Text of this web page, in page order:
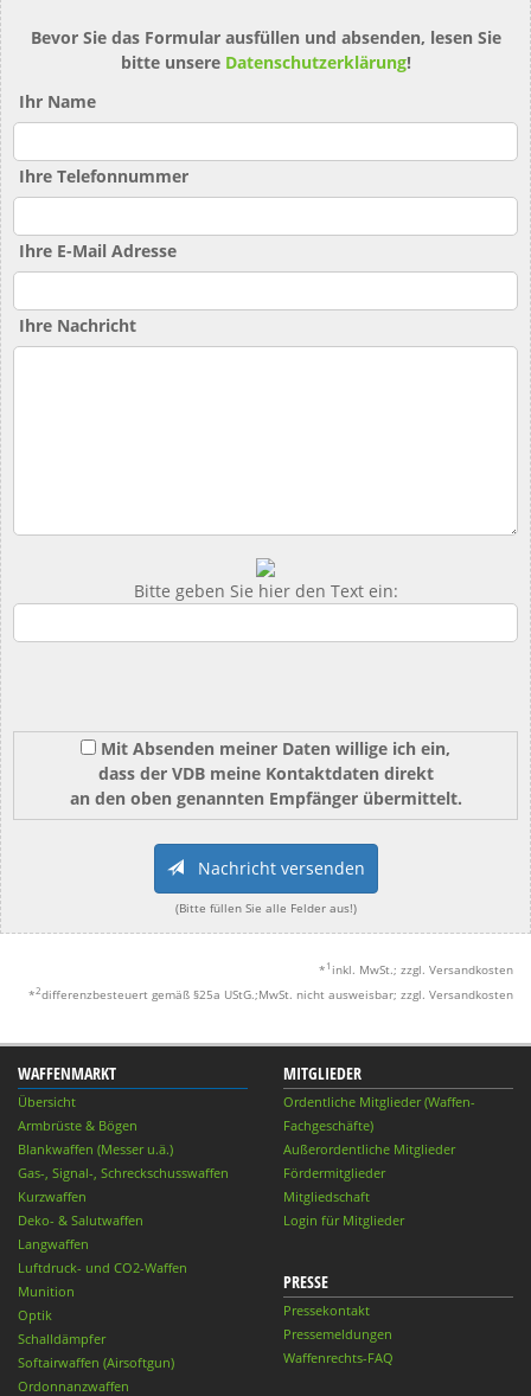
Bevor Sie das Formular ausfüllen und absenden, lesen Sie
bitte unsere Datenschutzerklärung!
Ihr Name
Ihre Telefonnummer
Ihre E-Mail Adresse
Ihre Nachricht
Bitte geben Sie hier den Text ein:
Mit Absenden meiner Daten willige ich ein,
dass der VDB meine Kontaktdaten direkt
an den oben genannten Empfänger übermittelt.
Nachricht versenden
(Bitte füllen Sie alle Felder aus!)
* 1 inkl. MwSt.; zzgl. Versandkosten
*2differenzbesteuert gemäß §25a UStG.;MwSt. nicht ausweisbar; zzgl. Versandkosten
WAFFENMARKT
Übersicht
Armbrüste & Bögen
Blankwaffen (Messer u.ä.)
Gas-, Signal-, Schreckschusswaffen
Kurzwaffen
Deko- & Salutwaffen
Langwaffen
Luftdruck- und CO2-Waffen
Munition
Optik
Schalldämpfer
Softairwaffen (Airsoftgun)
Ordonnanzwaffen
MITGLIEDER
Ordentliche Mitglieder (Waffen-
Fachgeschäfte)
Außerordentliche Mitglieder
Fördermitglieder
Mitgliedschaft
Login für Mitglieder
PRESSE
Pressekontakt
Pressemeldungen
Waffenrechts-FAQ